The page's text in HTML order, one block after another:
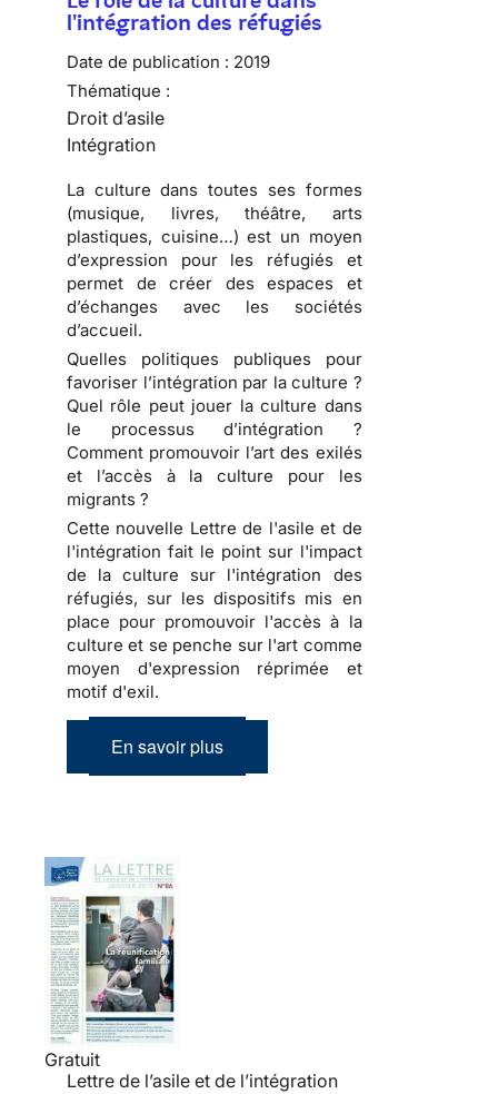
l'intégration des réfugiés
Date de publication : 2019
Thématique :
Droit d’asile
Intégration
La culture dans toutes ses formes
(musique, livres, théâtre, arts
plastiques, cuisine…) est un moyen
d’expression pour les réfugiés et
permet de créer des espaces et
d’échanges avec les sociétés
d’accueil.
Quelles politiques publiques pour
favoriser l’intégration par la culture ?
Quel rôle peut jouer la culture dans
le processus d’intégration ?
Comment promouvoir l’art des exilés
et l’accès à la culture pour les
migrants ?
Cette nouvelle Lettre de l'asile et de
l'intégration fait le point sur l'impact
de la culture sur l'intégration des
réfugiés, sur les dispositifs mis en
place pour promouvoir l'accès à la
culture et se penche sur l'art comme
moyen d'expression réprimée et
motif d'exil.
En savoir plus
Gratuit
Lettre de l’asile et de l’intégration